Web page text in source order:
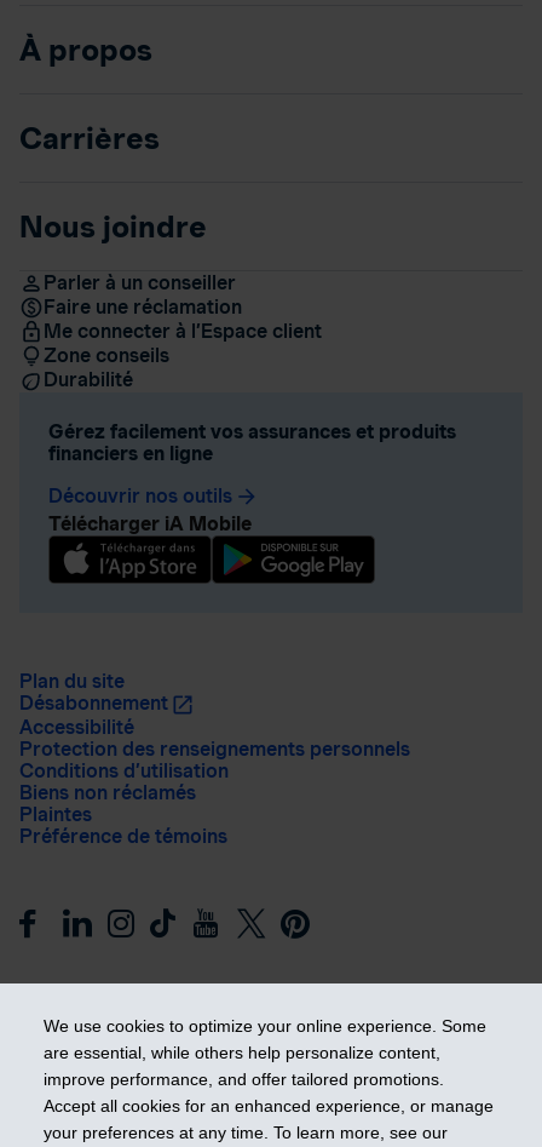
We use cookies to optimize your online experience. Some
are essential, while others help personalize content,
improve performance, and offer tailored promotions.
Accept all cookies for an enhanced experience, or manage
your preferences at any time. To learn more, see our
À propos
Carrières
Nous joindre
Parler à un conseiller
Faire une réclamation
Me connecter à l’Espace client
Zone conseils
Durabilité
Gérez facilement vos assurances et produits
financiers en ligne
Découvrir nos outils arrow_forward
Télécharger iA Mobile
Plan du site
Désabonnement
Accessibilité
Protection des renseignements personnels
Conditions d’utilisation
Biens non réclamés
Plaintes
Préférence de témoins
Prendre les devants